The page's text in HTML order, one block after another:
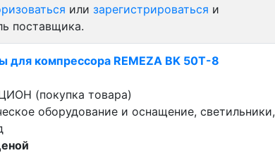
или зарегистрироваться и
поставщика.
для компрессора REMEZA BK 50T-8
(покупка товара)
оборудование и оснащение, светильники,